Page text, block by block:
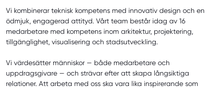
Vi kombinerar teknisk kompetens med innovativ design och en
ödmjuk, engagerad attityd. Vårt team består idag av 16
medarbetare med kompetens inom arkitektur, projektering,
tillgänglighet, visualisering och stadsutveckling.
Vi värdesätter människor — både medarbetare och
uppdragsgivare — och strävar efter att skapa långsiktiga
relationer. Att arbeta med oss ska vara lika inspirerande som